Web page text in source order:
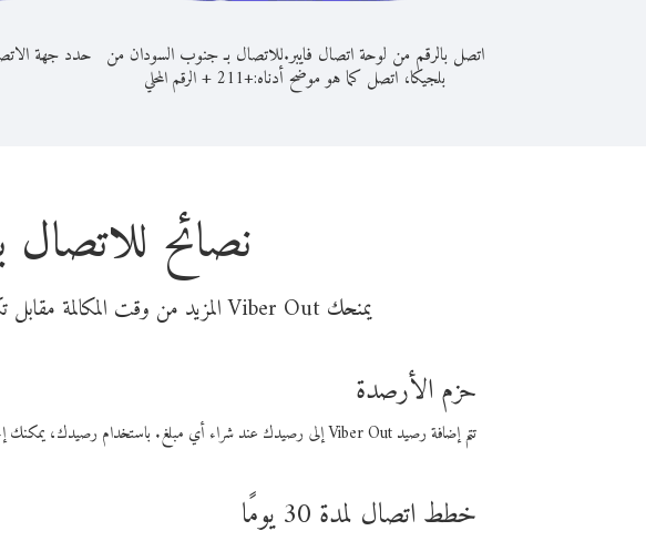
اتصل بالرقم من لوحة اتصال فايبر.للاتصال بـ جنوب السودان من
بلجيكا، اتصل كما هو موضح أدناه:+
211
+الرقم المحلي
حدد جهة
نصائح
يمنحك Viber Out المزيد من وقت المكالمة مقابل تكلفة أقل من المال. اختر من أحد خيارات الاتصال المرنة ذات السعر المنخفض:
حزم الأرصدة
تتم إضافة رصيد Viber Out إلى رصيدك عند شراء أي مبلغ. باستخدام رصيدك، يمكنك إجراء مكالمات إلى أي رقم في العالم بأسعار فايبر المنخفضة.
خطط اتصال لمدة 30 يومًا